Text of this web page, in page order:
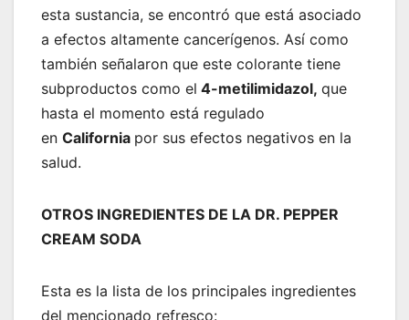
esta sustancia, se encontró que está asociado
a efectos altamente cancerígenos. Así como
también señalaron que este colorante tiene
subproductos como el 4-metilimidazol, que
hasta el momento está regulado
en California por sus efectos negativos en la
salud.
OTROS INGREDIENTES DE LA DR. PEPPER
CREAM SODA
Esta es la lista de los principales ingredientes
del mencionado refresco: